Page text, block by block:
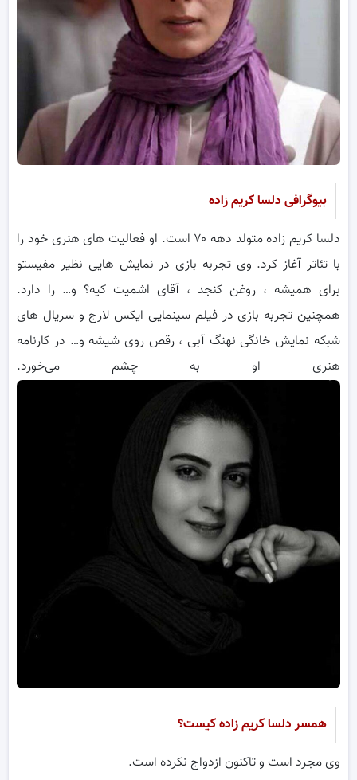
بیوگرافی دلسا کریم زاده
دلسا کریم زاده متولد دهه ۷۰ است. او فعالیت های هنری خود را
با تئاتر آغاز کرد. وی تجربه بازی در نمایش هایی نظیر مفیستو
برای همیشه ، روغن کنجد ، آقای اشمیت کیه؟ و… را دارد.
همچنین تجربه بازی در فیلم سینمایی ایکس لارج و سریال های
شبکه نمایش خانگی نهنگ آبی ، رقص روی شیشه و… در کارنامه
هنری او به چشم می‌خورد.
همسر دلسا کریم زاده کیست؟
وی مجرد است و تاکنون ازدواج نکرده است.